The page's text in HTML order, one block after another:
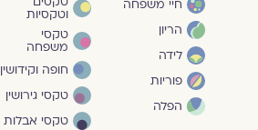
חיי משפחה
הריון
לידה
פוריות
הפלה
וטקסיות
טקסי
משפחה
חופה וקידושין
טקסי גירושין
טקסי אבלות